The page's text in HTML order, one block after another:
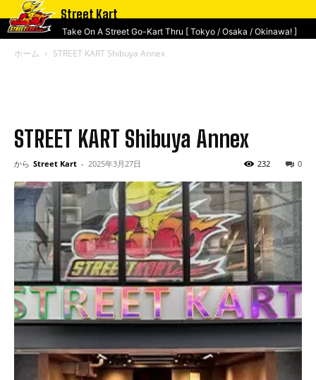
Street Kart
Take On A Street Go-Kart Thru [ Tokyo / Osaka / Okinawa! ]
ホーム STREET KART Shibuya Annex
STREET KART Shibuya Annex
から Street Kart - 2025年3月27日 0
232